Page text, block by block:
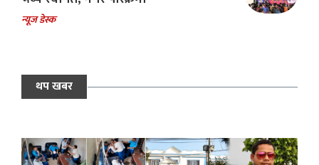
न्यूज डेस्क
थप खबर